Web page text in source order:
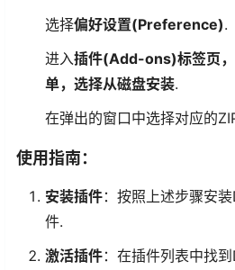
选择偏好设置(Preference).
进入插件(Add-ons)标签页
单，选择从磁盘安装.
在弹出的窗口中选择对应的
使用指南：
安装插件：按照上述步骤安
件.
激活插件：在插件列表中找